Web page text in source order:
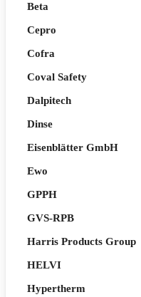
Beta
Cepro
Cofra
Coval Safety
Dalpitech
Dinse
Eisenblätter GmbH
Ewo
GPPH
GVS-RPB
Harris Products Group
HELVI
Hypertherm